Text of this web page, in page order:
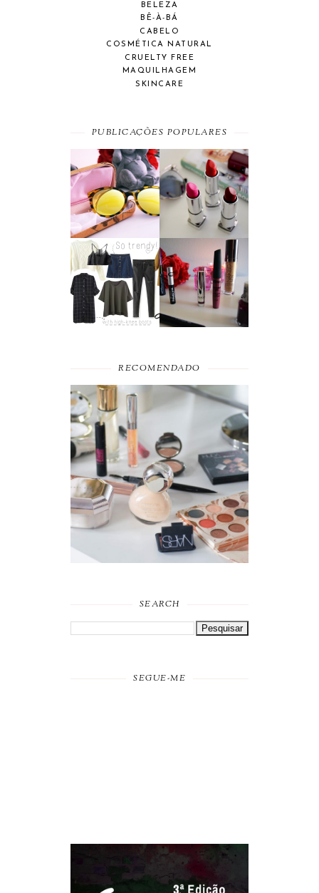
BELEZA
BÊ-À-BÁ
CABELO
COSMÉTICA NATURAL
CRUELTY FREE
MAQUILHAGEM
SKINCARE
PUBLICAÇÕES POPULARES
SUMMER
ESSENTIAL
A MAYBELLINE
AFFAIR
MOST WANTED
#SEPTEMBER
BEAUTY
FAVORITES
RECOMENDADO
FAVORITOS DE
MAQUILHAGEM 2019
SEARCH
SEGUE-ME